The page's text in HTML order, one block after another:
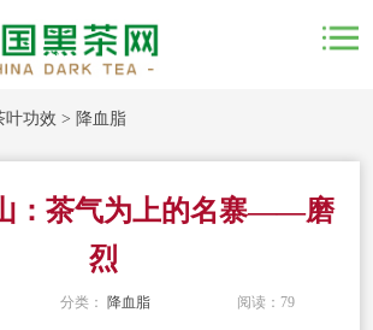
叶功效 > 降血脂
：茶气为上的名寨——磨
烈
分类： 降血脂 阅读： 79